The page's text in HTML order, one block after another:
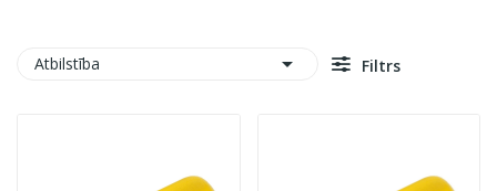
Atbilstība  Filtrs